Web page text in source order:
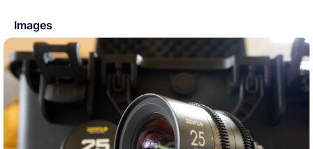
Images